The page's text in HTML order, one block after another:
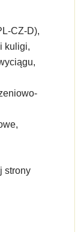
CZ-D),
kuligi,
strony